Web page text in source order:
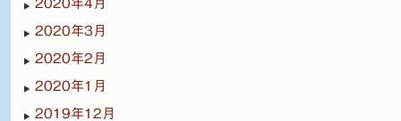
2020年4月
2020年3月
2020年2月
2020年1月
2019年12月